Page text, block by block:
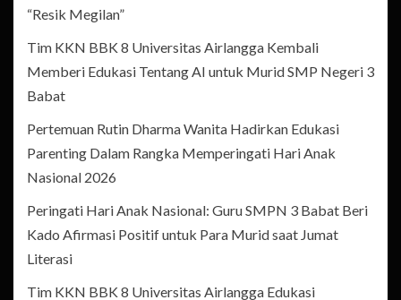
“Resik Megilan”
Tim KKN BBK 8 Universitas Airlangga Kembali
Memberi Edukasi Tentang AI untuk Murid SMP Negeri 3
Babat
Pertemuan Rutin Dharma Wanita Hadirkan Edukasi
Parenting Dalam Rangka Memperingati Hari Anak
Nasional 2026
Peringati Hari Anak Nasional: Guru SMPN 3 Babat Beri
Kado Afirmasi Positif untuk Para Murid saat Jumat
Literasi
Tim KKN BBK 8 Universitas Airlangga Edukasi